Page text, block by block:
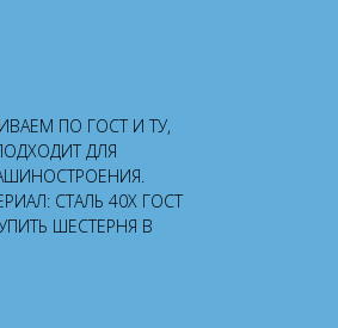
ПО ГОСТ И ТУ,
ДЛЯ
СТАЛЬ 40Х ГОСТ
ШЕСТЕРНЯ В